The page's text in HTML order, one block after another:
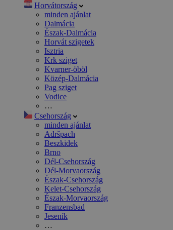
Horvátország
minden ajánlat
Dalmácia
Észak-Dalmácia
Horvát szigetek
Isztria
Krk sziget
Kvarner-öböl
Közép-Dalmácia
Pag sziget
Vodice
…
Csehország
minden ajánlat
Adršpach
Beszkidek
Brno
Dél-Csehország
Dél-Morvaország
Észak-Csehország
Kelet-Csehország
Észak-Morvaország
Franzensbad
Jeseník
…